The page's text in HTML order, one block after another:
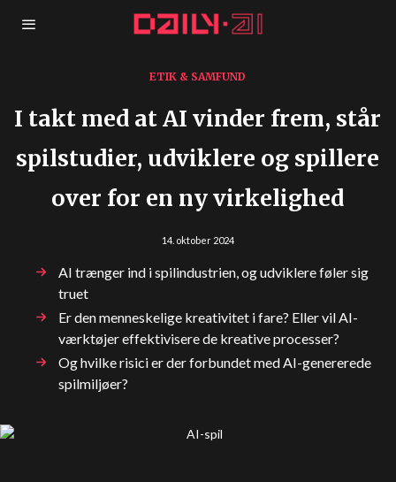
ETIK & SAMFUND
I takt med at AI vinder frem, står
spilstudier, udviklere og spillere
over for en ny virkelighed
14. oktober 2024
AI trænger ind i spilindustrien, og udviklere føler sig
truet
Er den menneskelige kreativitet i fare? Eller vil AI-
værktøjer effektivisere de kreative processer?
Og hvilke risici er der forbundet med AI-genererede
spilmiljøer?